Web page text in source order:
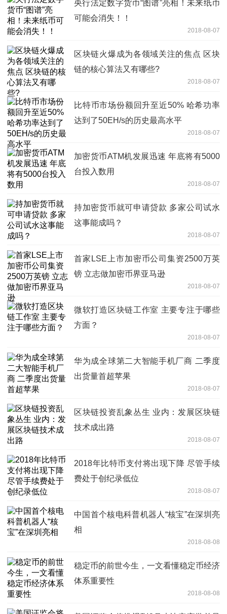
央行法定数字货币“图谱”亮相！未来纸币
可能会消失！！
2018-08-07
区块链火爆成为各领域关注的焦点 区块
链的核心算法又有哪些?
2018-08-07
比特币市场份额回升至近50% 哈希功率
达到了50EH/s的历史最高水平
2018-08-07
加密货币ATM机发展迅速 年底将有5000
台投入数用
2018-08-07
持加密货币就可申请贷款 多家公司试水
这事能成吗？
2018-08-07
首家LSE上市加密币公司集资2500万英
镑 立志做加密币界亚马逊
2018-08-07
微软打造区块链工作室 主要专注于哪些
方面？
2018-08-07
华为成全球第二大智能手机厂商 二季度
出货量首超苹果
2018-08-07
区块链投资乱象丛生 业内：发展区块链
技术成出路
2018-08-07
2018年比特币支付将出现下降 尽管手续
费处于创纪录低位
2018-08-07
中国首个核电科普机器人“核宝”在深圳亮
相
2018-08-08
稳定币的前世今生，一文看懂稳定币经济
体系重要性
2018-08-08